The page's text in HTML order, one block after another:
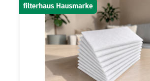
filterhaus Hausmarke